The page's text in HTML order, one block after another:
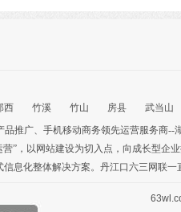
西 竹溪 竹山 房县
武当山
品推广、 手机移动商务领先运营服务商--
”，以网站建设为切入点，向成长型企
信息化整体解决方案。丹江口六三网联